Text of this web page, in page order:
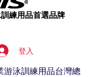
練用品首選品牌
登入
游泳訓練用品台灣總